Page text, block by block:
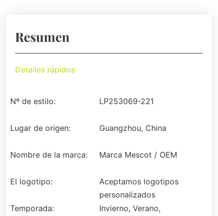
Resumen
Detalles rápidos
Nº de estilo: LP253069-221
Lugar de origen: Guangzhou, China
Nombre de la marca: Marca Mescot / OEM
El logotipo:
Aceptamos logotipos
personalizados
Temporada:
Invierno, Verano,